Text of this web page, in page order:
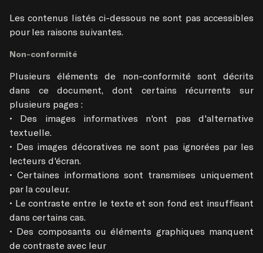
Les contenus listés ci-dessous ne sont pas accessibles
pour les raisons suivantes.
Non-conformité
Plusieurs éléments de non-conformité sont décrits
dans ce document, dont certains récurrents sur
plusieurs pages :
• Des images informatives n'ont pas d'alternative
textuelle.
• Des images décoratives ne sont pas ignorées par les
lecteurs d'écran.
• Certaines informations sont transmises uniquement
par la couleur.
• Le contraste entre le texte et son fond est insuffisant
dans certains cas.
• Des composants ou éléments graphiques manquent
de contraste avec leur